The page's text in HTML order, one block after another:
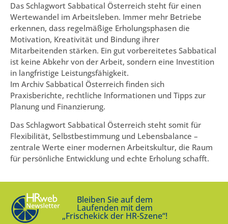
Das Schlagwort Sabbatical Österreich steht für einen
Wertewandel im Arbeitsleben. Immer mehr Betriebe
erkennen, dass regelmäßige Erholungsphasen die
Motivation, Kreativität und Bindung ihrer
Mitarbeitenden stärken. Ein gut vorbereitetes Sabbatical
ist keine Abkehr von der Arbeit, sondern eine Investition
in langfristige Leistungsfähigkeit.
Im Archiv Sabbatical Österreich finden sich
Praxisberichte, rechtliche Informationen und Tipps zur
Planung und Finanzierung.
Das Schlagwort Sabbatical Österreich steht somit für
Flexibilität, Selbstbestimmung und Lebensbalance –
zentrale Werte einer modernen Arbeitskultur, die Raum
für persönliche Entwicklung und echte Erholung schafft.
Bleiben Sie auf dem
Laufenden mit dem
„Frischekick der HR-Szene“!